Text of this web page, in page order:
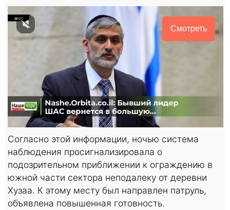
Смотреть
Согласно этой информации, ночью система
наблюдения просигнализировала о
подозрительном приближении к ограждению в
южной части сектора неподалеку от деревни
Хузаа. К этому месту был направлен патруль,
объявлена повышенная готовность.